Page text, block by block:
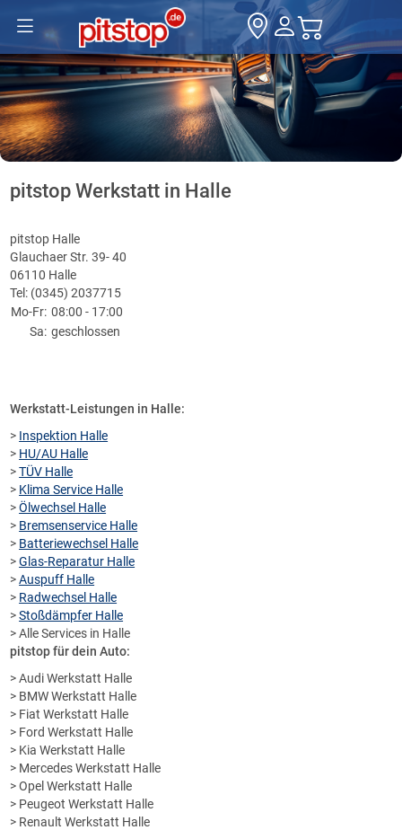
pitstop Werkstatt in Halle
pitstop Halle
Glauchaer Str. 39- 40
06110 Halle
Tel: (0345) 2037715
Mo-Fr: 08:00 - 17:00
Sa: geschlossen
Werkstatt-Leistungen in Halle:
> Inspektion Halle
> HU/AU Halle
>TÜV Halle
> Klima Service Halle
>Ölwechsel Halle
> Bremsenservice Halle
> Batteriewechsel Halle
>Glas-Reparatur Halle
>Auspuff Halle
> Radwechsel Halle
>Stoßdämpfer Halle
> Alle Services in Halle
pitstop für dein Auto:
> Audi Werkstatt Halle
> BMW Werkstatt Halle
> Fiat Werkstatt Halle
> Ford Werkstatt Halle
> Kia Werkstatt Halle
> Mercedes Werkstatt Halle
> Opel Werkstatt Halle
> Peugeot Werkstatt Halle
> Renault Werkstatt Halle